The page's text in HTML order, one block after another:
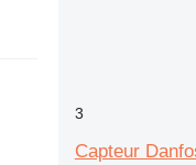
3
Capteur